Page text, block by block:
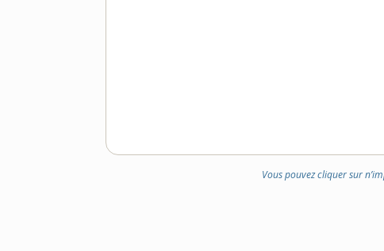
Vous pouvez cliquer sur